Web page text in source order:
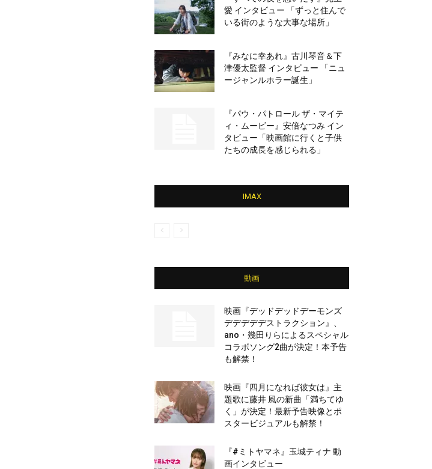
愛 インタビュー 「ずっと住んで
いる街のような大事な場所」
『みなに幸あれ』古川琴音＆下
津優太監督 インタビュー 「ニュ
ージャンルホラー誕生」
『パウ・パトロール ザ・マイテ
ィ・ムービー』安倍なつみ イン
タビュー「映画館に行くと子供
たちの成長を感じられる」
IMAX
動画
映画『デッドデッドデーモンズ
デデデデデストラクション』、
ano・幾田りらによるスペシャル
コラボソング2曲が決定！本予告
も解禁！
映画『四月になれば彼女は』主
題歌に藤井 風の新曲「満ちてゆ
く」が決定！最新予告映像とポ
スタービジュアルも解禁！
『#ミトヤマネ』玉城ティナ 動
画インタビュー